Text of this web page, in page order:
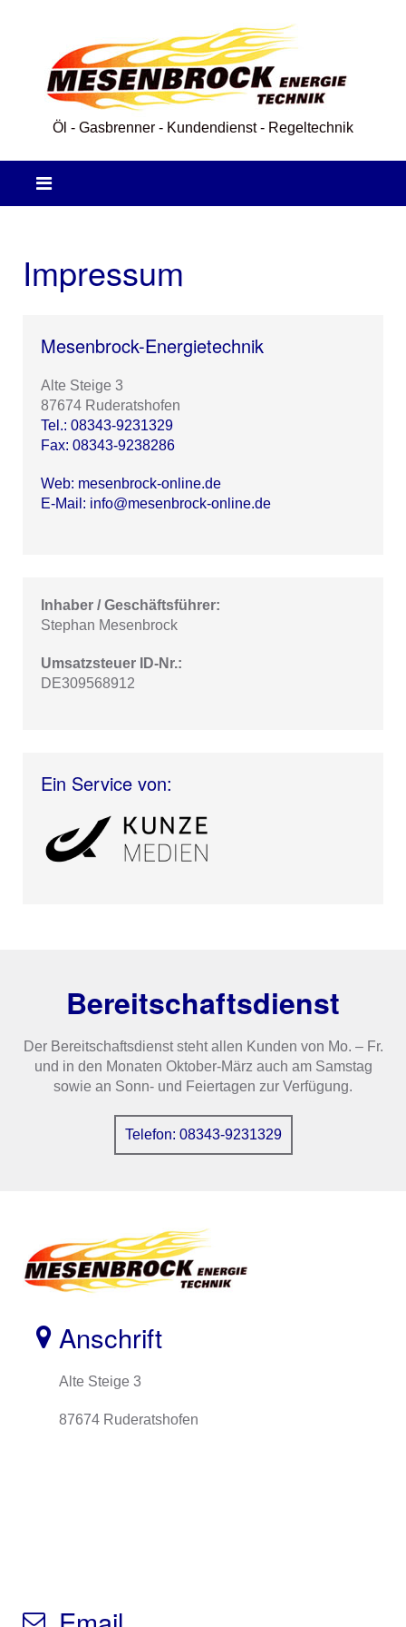
Öl - Gasbrenner - Kundendienst - Regeltechnik
Impressum
Mesenbrock-Energietechnik
Alte Steige 3
87674 Ruderatshofen
Tel.: 08343-9231329
Fax: 08343-9238286
Web: mesenbrock-online.de
E-Mail: info@mesenbrock-online.de
Inhaber / Geschäftsführer:
Stephan Mesenbrock
Umsatzsteuer ID-Nr.:
DE309568912
Ein Service von:
Bereitschaftsdienst
Der Bereitschaftsdienst steht allen Kunden von Mo. – Fr.
und in den Monaten Oktober-März auch am Samstag
sowie an Sonn- und Feiertagen zur Verfügung.
Telefon: 08343-9231329
Anschrift
Alte Steige 3
87674 Ruderatshofen